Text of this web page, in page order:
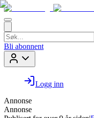
Bli abonnent
Logg inn
Annonse
Annonse